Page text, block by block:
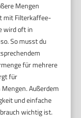
Mengen
mit Filterkaffee-
wird oft in
So musst du
für mehrere
für
Außerdem
und einfache
wichtig ist.